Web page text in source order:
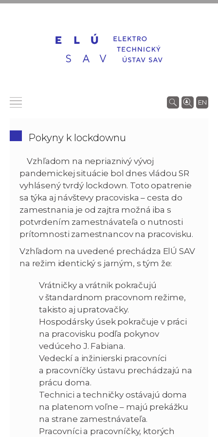
EN
Pokyny k lockdownu
Vzhľadom na nepriaznivý vývoj
pandemickej situácie bol dnes vládou SR
vyhlásený tvrdý lockdown. Toto opatrenie
sa týka aj návštevy pracoviska – cesta do
zamestnania je od zajtra možná iba s
potvrdením zamestnávateľa o nutnosti
prítomnosti zamestnancov na pracovisku.
Vzhľadom na uvedené prechádza ElÚ SAV
na režim identický s jarným, s tým že:
Vrátničky a vrátnik pokračujú
v štandardnom pracovnom režime,
takisto aj upratovačky.
Hospodársky úsek pokračuje v práci
na pracovisku podľa pokynov
vedúceho J. Fabiana.
Vedeckí a inžinierski pracovníci
a pracovníčky ústavu prechádzajú na
prácu doma.
Technici a techničky ostávajú doma
na platenom voľne – majú prekážku
na strane zamestnávateľa.
Pracovníci a pracovníčky, ktorých